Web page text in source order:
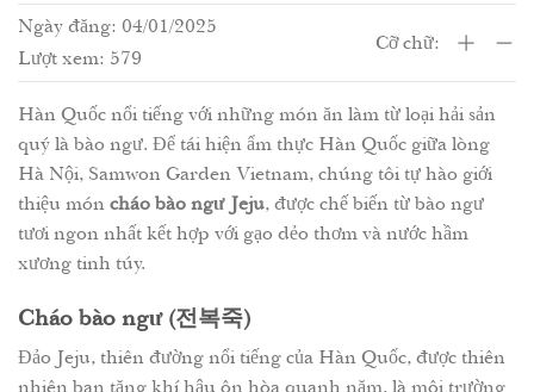
Ngày đăng: 04/01/2025
Lượt xem: 579
Cỡ chữ:
Hàn Quốc nổi tiếng với những món ăn làm từ loại hải sản
quý là bào ngư. Để tái hiện ẩm thực Hàn Quốc giữa lòng
Hà Nội, Samwon Garden Vietnam, chúng tôi tự hào giới
thiệu món cháo bào ngư Jeju, được chế biến từ bào ngư
tươi ngon nhất kết hợp với gạo dẻo thơm và nước hầm
xương tinh túy.
Cháo bào ngư (전복죽)
Đảo Jeju, thiên đường nổi tiếng của Hàn Quốc, được thiên